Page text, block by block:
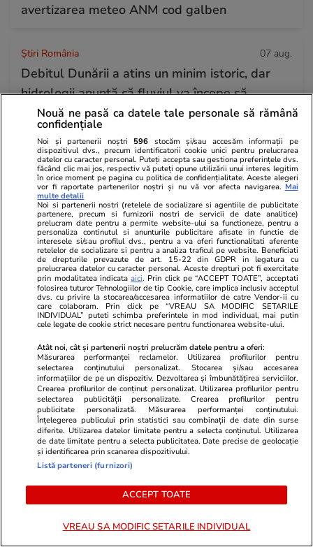
avertizarea meteo ANM cod galben
Știri România 07 aug.
Debitul Dunării a atins un minim istoric, dar
hidrologii anunță că fluviul va începe să
crească din 13 august: „Am mai câștiga 3-4
zile”
Știri Externe 07 aug.
Intervenția Bruxelles-ului a fost praf în ochi:
conflictul dintre Spania și Italia privind
controalele la frontieră se acutizează.
Madridul amenință cu represalii
Lifestyle
Cazare gratuită într-o vilă din
Toscana, la doar câteva minute de
trebuie să faci
Nouă ne pasă ca datele tale personale să rămână
confidențiale
Noi și partenerii noștri 596 stocăm și/sau accesăm informații pe
dispozitivul dvs., precum identificatorii cookie unici pentru prelucrarea
datelor cu caracter personal. Puteți accepta sau gestiona preferințele dvs.
făcând clic mai jos, respectiv vă puteți opune utilizării unui interes legitim
în orice moment pe pagina cu politica de confidențialitate. Aceste alegeri
vor fi raportate partenerilor noștri și nu vă vor afecta navigarea. Mai
multe detalii
Noi si partenerii nostri (retelele de socializare si agentiile de publicitate
partenere, precum si furnizorii nostri de servicii de date analitice)
prelucram date pentru a permite website-ului sa functioneze, pentru a
personaliza continutul si anunturile publicitare afisate in functie de
interesele si/sau profilul dvs., pentru a va oferi functionalitati aferente
retelelor de socializare si pentru a analiza traficul pe website. Beneficiati
de drepturile prevazute de art. 15-22 din GDPR in legatura cu
prelucrarea datelor cu caracter personal. Aceste drepturi pot fi exercitate
prin modalitatea indicataaici. Prin click pe “ACCEPT TOATE”, acceptati
folosirea tuturor Tehnologiilor de tip Cookie, care implica inclusiv acceptul
dvs. cu privire la stocarea/accesarea informatiilor de catre Vendor-ii cu
care colaboram. Prin click pe “VREAU SA MODIFIC SETARILE
INDIVIDUAL” puteti schimba preferintele in mod individual, mai putin
cele legate de cookie strict necesare pentru functionarea website-ului.
Atât noi, cât și partenerii noștri prelucrăm datele pentru a oferi:
Măsurarea performanței reclamelor. Utilizarea profilurilor pentru
selectarea conținutului personalizat. Stocarea și/sau accesarea
informațiilor de pe un dispozitiv. Dezvoltarea și îmbunătățirea serviciilor.
Crearea profilurilor de conținut personalizat. Utilizarea profilurilor pentru
selectarea publicității personalizate. Crearea profilurilor pentru
publicitate personalizată. Măsurarea performanței conținutului.
Înțelegerea publicului prin statistici sau combinații de date din surse
diferite. Utilizarea datelor limitate pentru a selecta conținutul. Utilizarea
de date limitate pentru a selecta publicitatea. Date precise de geolocație
și identificarea prin scanarea dispozitivului.
Listă parteneri (furnizori)
ACCEPT TOATE
VREAU SA MODIFIC SETARILE INDIVIDUAL